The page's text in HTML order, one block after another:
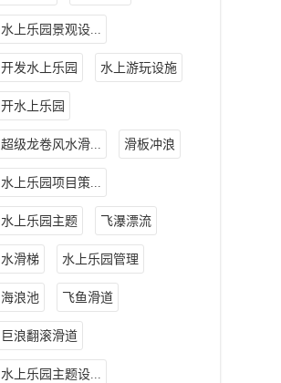
水上乐园景观设...
开发水上乐园 水上游玩设施
开水上乐园
超级龙卷风水滑... 滑板冲浪
水上乐园项目策...
水上乐园主题 飞瀑漂流
水滑梯 水上乐园管理
海浪池 飞鱼滑道
巨浪翻滚滑道
水上乐园主题设...